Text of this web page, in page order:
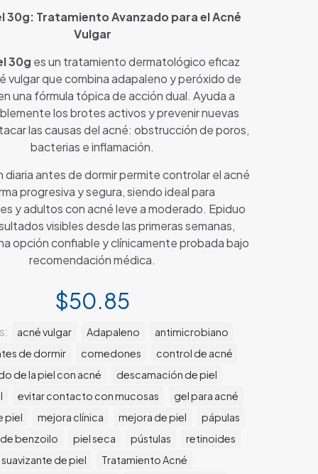
30g: Tratamiento Avanzado para el Acné
Vulgar
30g es un tratamiento dermatológico eficaz
vulgar que combina adapaleno y peróxido de
una fórmula tópica de acción dual. Ayuda a
los brotes activos y prevenir nuevas
las causas del acné: obstrucción de poros,
bacterias e inflamación.
diaria antes de dormir permite controlar el acné
progresiva y segura, siendo ideal para
y adultos con acné leve a moderado. Epiduo
visibles desde las primeras semanas,
opción confiable y clínicamente probada bajo
recomendación médica.
$50.85
acné vulgar Adapaleno
antimicrobiano
de dormir
comedones
control de acné
de la piel con acné
descamación de piel
evitar contacto con mucosas
gel para acné
piel
mejora clínica mejora de piel
pápulas
benzoilo
piel seca pústulas
retinoides
suavizante de piel
Tratamiento Acné